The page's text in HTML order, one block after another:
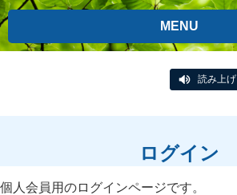
MENU
読み上げ
ログイン
個人会員用のログインページです。